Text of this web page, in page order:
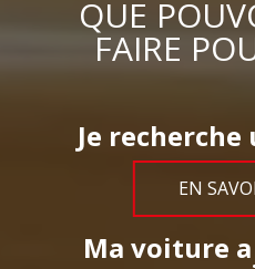
QUE
FAIRE
Je
EN
Ma voiture